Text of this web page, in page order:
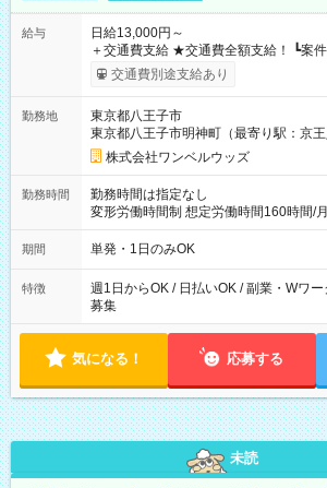
給与
日給13,000円～
＋交通費支給 ★交通費全額支給！ ┗案件により規定あり ★日払
いOK！（規定あり） ┗働いたその日に
ンビニATMから 日払い分を引き落とせます！ 【試用
交通費別途支給あり
勤務地
東京都八王子市
東京都八王子市明神町（最寄り駅：京王
株式会社ワンベルウッズ
勤務時間
勤務時間は指定なし
変形労働時間制 想定労働時間160時間/月 【シフト例】 ・8：00
～21：00
期間 単発・1日のみOK
特徴
週1日からOK / 日払いOK / 副業・Wワ
募集
気になる！ 応募する
未読